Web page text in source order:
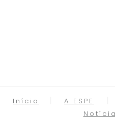
Início A ESPE